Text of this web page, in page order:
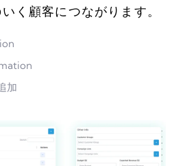
く顧客につながります。
加